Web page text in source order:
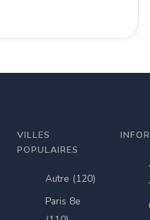
VILLES
POPULAIRES
Autre (120)
Paris 8e